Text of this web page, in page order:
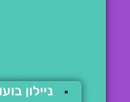
ניילון בועות